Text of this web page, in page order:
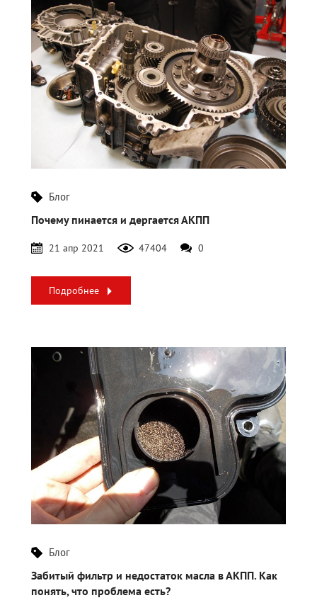
Блог
Почему пинается и дергается АКПП
21 апр 2021 47404 0
Подробнее
Блог
Забитый фильтр и недостаток масла в АКПП. Как
понять, что проблема есть?